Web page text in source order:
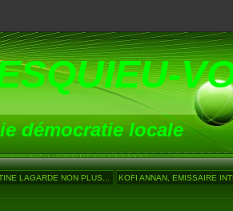
démocratie locale
LAGARDE NON PLUS... KOFI ANNAN, EMISSAIRE